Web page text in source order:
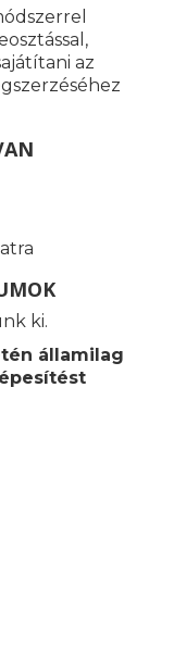
az
ki.
államilag